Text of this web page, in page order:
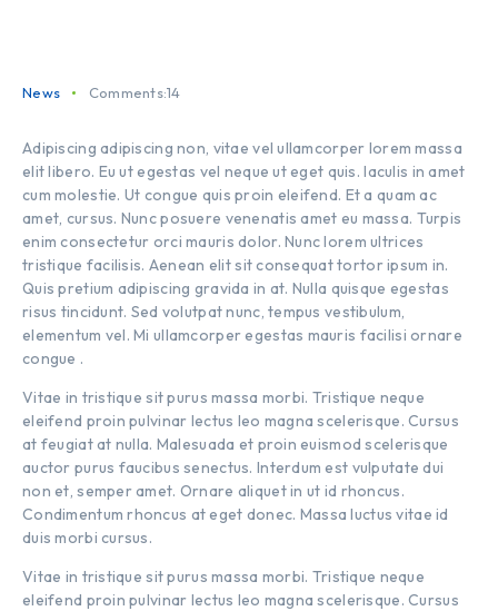
News Comments:14
Adipiscing adipiscing non, vitae vel ullamcorper lorem massa
elit libero. Eu ut egestas vel neque ut eget quis. Iaculis in amet
cum molestie. Ut congue quis proin eleifend. Et a quam ac
amet, cursus. Nunc posuere venenatis amet eu massa. Turpis
enim consectetur orci mauris dolor. Nunc lorem ultrices
tristique facilisis. Aenean elit sit consequat tortor ipsum in.
Quis pretium adipiscing gravida in at. Nulla quisque egestas
risus tincidunt. Sed volutpat nunc, tempus vestibulum,
elementum vel. Mi ullamcorper egestas mauris facilisi ornare
congue .
Vitae in tristique sit purus massa morbi. Tristique neque
eleifend proin pulvinar lectus leo magna scelerisque. Cursus
at feugiat at nulla. Malesuada et proin euismod scelerisque
auctor purus faucibus senectus. Interdum est vulputate dui
non et, semper amet. Ornare aliquet in ut id rhoncus.
Condimentum rhoncus at eget donec. Massa luctus vitae id
duis morbi cursus.
Vitae in tristique sit purus massa morbi. Tristique neque
eleifend proin pulvinar lectus leo magna scelerisque. Cursus